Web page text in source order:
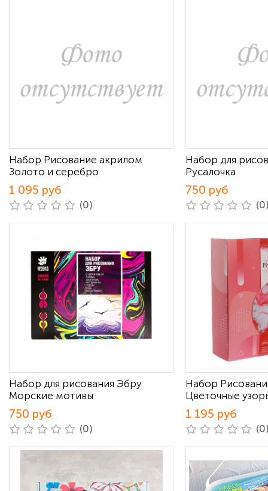
Набор Рисование акрилом
Золото и серебро
1 095 руб
(0)
Набор для
Русалочка
750 руб
Набор для рисования Эбру
Морские мотивы
750 руб
(0)
Набор
Цветочные
1 195 руб